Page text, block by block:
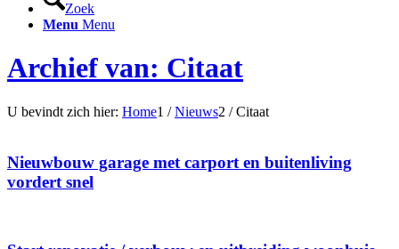
Zoek
Menu Menu
Archief van: Citaat
U bevindt zich hier: Home1 / Nieuws2 / Citaat
Nieuwbouw garage met carport en buitenliving
vordert snel